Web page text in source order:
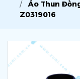
Áo Thun
Z0319016